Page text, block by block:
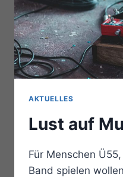
AKTUELLES
Lust auf
Für Menschen
Band spielen